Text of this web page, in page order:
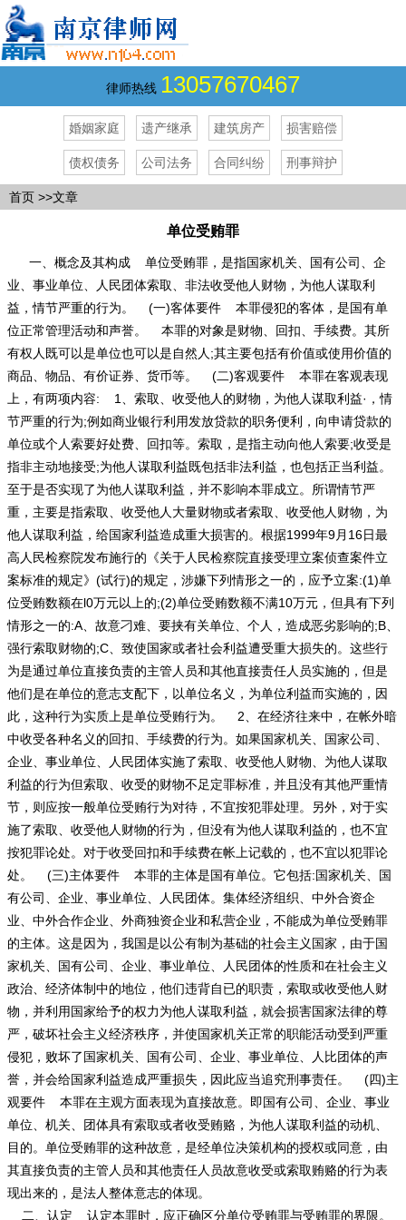
律师热线 13057670467
婚姻家庭 遗产继承 建筑房产 损害赔偿
债权债务 公司法务 合同纠纷 刑事辩护
首页 >>文章
单位受贿罪
一、概念及其构成 单位受贿罪，是指国家机关、国有公司、企
业、事业单位、人民团体索取、非法收受他人财物，为他人谋取利
益，情节严重的行为。 (一)客体要件 本罪侵犯的客体，是国有单
位正常管理活动和声誉。 本罪的对象是财物、回扣、手续费。其所
有权人既可以是单位也可以是自然人;其主要包括有价值或使用价值的
商品、物品、有价证券、货币等。 (二)客观要件 本罪在客观表现
上，有两项内容: 1、索取、收受他人的财物，为他人谋取利益·，情
节严重的行为;例如商业银行利用发放贷款的职务便利，向申请贷款的
单位或个人索要好处费、回扣等。索取，是指主动向他人索要;收受是
指非主动地接受;为他人谋取利益既包括非法利益，也包括正当利益。
至于是否实现了为他人谋取利益，并不影响本罪成立。所谓情节严
重，主要是指索取、收受他人大量财物或者索取、收受他人财物，为
他人谋取利益，给国家利益造成重大损害的。根据1999年9月16日最
高人民检察院发布施行的《关于人民检察院直接受理立案侦查案件立
案标准的规定》(试行)的规定，涉嫌下列情形之一的，应予立案:(1)单
位受贿数额在l0万元以上的;(2)单位受贿数额不满10万元，但具有下列
情形之一的:A、故意刁难、要挟有关单位、个人，造成恶劣影响的;B、
强行索取财物的;C、致使国家或者社会利益遭受重大损失的。这些行
为是通过单位直接负责的主管人员和其他直接责任人员实施的，但是
他们是在单位的意志支配下，以单位名义，为单位利益而实施的，因
此，这种行为实质上是单位受贿行为。 2、在经济往来中，在帐外暗
中收受各种名义的回扣、手续费的行为。如果国家机关、国家公司、
企业、事业单位、人民团体实施了索取、收受他人财物、为他人谋取
利益的行为但索取、收受的财物不足定罪标准，并且没有其他严重情
节，则应按一般单位受贿行为对待，不宜按犯罪处理。另外，对于实
施了索取、收受他人财物的行为，但没有为他人谋取利益的，也不宜
按犯罪论处。对于收受回扣和手续费在帐上记载的，也不宜以犯罪论
处。 (三)主体要件 本罪的主体是国有单位。它包括:国家机关、国
有公司、企业、事业单位、人民团体。集体经济组织、中外合资企
业、中外合作企业、外商独资企业和私营企业，不能成为单位受贿罪
的主体。这是因为，我国是以公有制为基础的社会主义国家，由于国
家机关、国有公司、企业、事业单位、人民团体的性质和在社会主义
政治、经济体制中的地位，他们违背自已的职责，索取或收受他人财
物，并利用国家给予的权力为他人谋取利益，就会损害国家法律的尊
严，破坏社会主义经济秩序，并使国家机关正常的职能活动受到严重
侵犯，败坏了国家机关、国有公司、企业、事业单位、人比团体的声
誉，并会给国家利益造成严重损失，因此应当追究刑事责任。 (四)主
观要件 本罪在主观方面表现为直接故意。即国有公司、企业、事业
单位、机关、团体具有索取或者收受贿赂，为他人谋取利益的动机、
目的。单位受贿罪的这种故意，是经单位决策机构的授权或同意，由
其直接负责的主管人员和其他责任人员故意收受或索取贿赂的行为表
现出来的，是法人整体意志的体现。
二、认定 认定本罪时，应正确区分单位受贿罪与受贿罪的界限。